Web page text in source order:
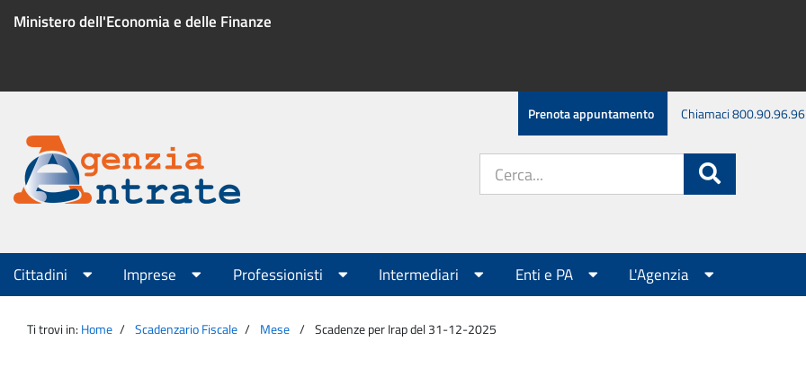
Ministero dell'Economia e delle Finanze
Menu
servizio
Prenota appuntamento Chiamaci 800.90.96.96
Agenzia
Entrate
sito:
Menu
principale
Cittadini Imprese Professionisti Intermediari Enti e PA L'Agenzia
Ti trovi in: Home Scadenzario Fiscale Mese Scadenze per Irap del 31-12-2025